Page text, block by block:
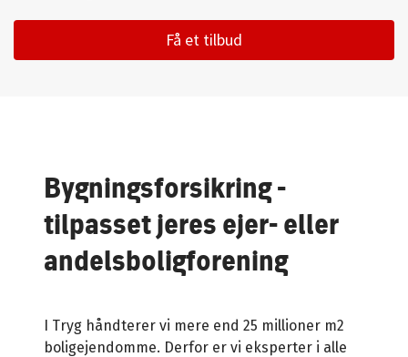
Få et tilbud
Bygningsforsikring -
tilpasset jeres ejer- eller
andelsboligforening
I Tryg håndterer vi mere end 25 millioner m2
boligejendomme. Derfor er vi eksperter i alle